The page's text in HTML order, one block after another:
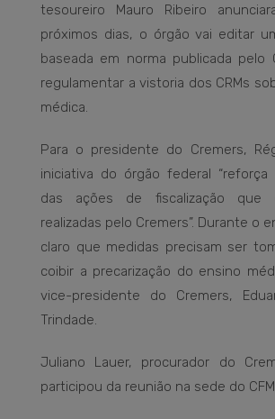
tesoureiro Mauro Ribeiro
próximos dias, o órgão vai editar
baseada em norma publicada pelo
regulamentar a vistoria dos CRMs
médica.
Para o presidente do Cremers,
iniciativa do órgão federal “reforça
das ações de fiscalização que
realizadas pelo Cremers”. Durante o
claro que medidas precisam ser
coibir a precarização do ensino
vice-presidente do Cremers,
Trindade.
Juliano Lauer, procurador do
participou da reunião na sede do